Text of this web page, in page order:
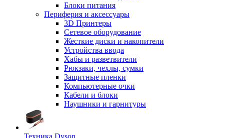
Блоки питания
Периферия и аксессуары
3D Принтеры
Сетевое оборудование
Жесткие диски и накопители
Устройства ввода
Хабы и разветвители
Рюкзаки, чехлы, сумки
Защитные пленки
Компьютерные очки
Кабели и блоки
Наушники и гарнитуры
Техника Dyson